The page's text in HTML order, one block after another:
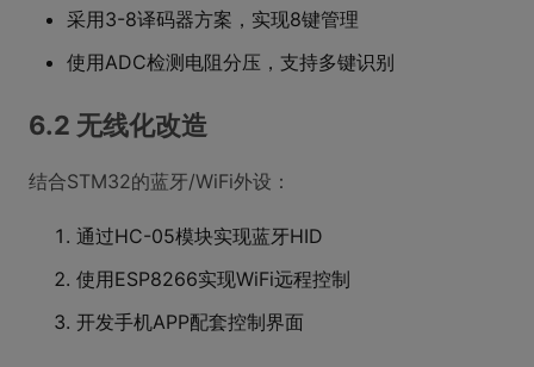
采用3-8译码器方案，实现8键管理
使用ADC检测电阻分压，支持多键识别
6.2 无线化改造
结合STM32的蓝牙/WiFi外设：
通过HC-05模块实现蓝牙HID
使用ESP8266实现WiFi远程控制
开发手机APP配套控制界面